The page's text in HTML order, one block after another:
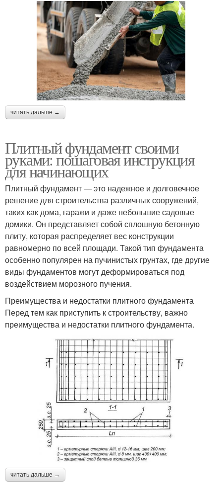
читать дальше →
Плитный фундамент своими
руками: пошаговая инструкция
для начинающих
Плитный фундамент — это надежное и долговечное
решение для строительства различных сооружений,
таких как дома, гаражи и даже небольшие садовые
домики. Он представляет собой сплошную бетонную
плиту, которая распределяет вес конструкции
равномерно по всей площади. Такой тип фундамента
особенно популярен на пучинистых грунтах, где другие
виды фундаментов могут деформироваться под
воздействием морозного пучения.
Преимущества и недостатки плитного фундамента
Перед тем как приступить к строительству, важно
преимущества и недостатки плитного фундамента.
читать дальше →